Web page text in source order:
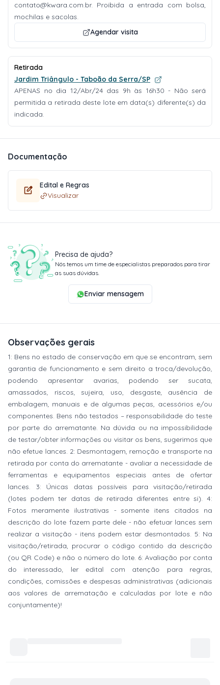
contato@kwara.com.br. Proibida a entrada com bolsa,
mochilas e sacolas.
Agendar visita
Retirada
Jardim Triângulo - Taboão da Serra/SP
APENAS no dia 12/Abr/24 das 9h às 16h30 - Não será
permitida a retirada deste lote em data(s) diferente(s) da
indicada.
Documentação
Edital e Regras
Visualizar
Precisa de ajuda?
Nós temos um time de especialistas preparados para tirar
as suas dúvidas.
Enviar mensagem
Observações gerais
1: Bens no estado de conservação em que se encontram, sem
garantia de funcionamento e sem direito a troca/devolução,
podendo apresentar avarias, podendo ser sucata,
amassados, riscos, sujeira, uso, desgaste, ausência de
embalagem, manuais e de algumas peças, acessórios e/ou
componentes. Bens não testados – responsabilidade do teste
por parte do arrematante. Na dúvida ou na impossibilidade
de testar/obter informações ou visitar os bens, sugerimos que
não efetue lances. 2: Desmontagem, remoção e transporte na
retirada por conta do arrematante - avaliar a necessidade de
ferramentas e equipamentos especiais antes de ofertar
lances. 3: Únicas datas possíveis para visitação/retirada
(lotes podem ter datas de retirada diferentes entre si). 4:
Fotos meramente ilustrativas - somente itens citados na
descrição do lote fazem parte dele - não efetuar lances sem
realizar a visitação - itens podem estar desmontados. 5: Na
visitação/retirada, procurar o código contido da descrição
(ou QR Code) e não o número do lote. 6: Avaliação por conta
do interessado, ler edital com atenção para regras,
condições, comissões e despesas administrativas (adicionais
aos valores de arrematação e calculadas por lote e não
conjuntamente)!